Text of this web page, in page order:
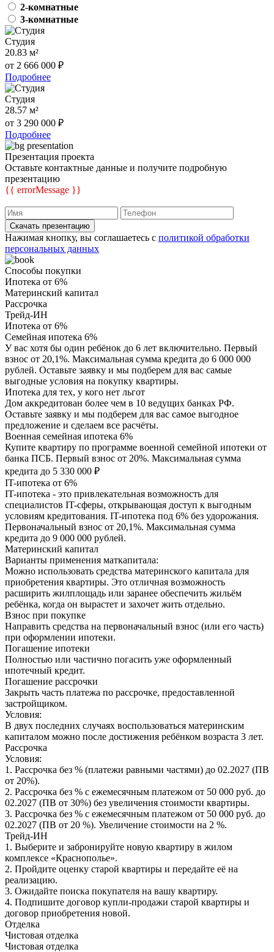
2-комнатные
3-комнатные
Студия
20.83 м²
от 2 666 000 ₽
Подробнее
Студия
28.57 м²
от 3 290 000 ₽
Подробнее
Презентация проекта
Оставьте контактные данные и получите подробную
презентацию
{{ errorMessage }}
Скачать презентацию
Нажимая кнопку, вы соглашаетесь с политикой обработки
персональных данных
Способы покупки
Ипотека от 6%
Материнский капитал
Рассрочка
Трейд-ИН
Ипотека от 6%
Семейная ипотека 6%
У вас хотя бы один ребёнок до 6 лет включительно. Первый
взнос от 20,1%. Максимальная сумма кредита до 6 000 000
рублей. Оставьте заявку и мы подберем для вас самые
выгодные условия на покупку квартиры.
Ипотека для тех, у кого нет льгот
Дом аккредитован более чем в 10 ведущих банках РФ.
Оставьте заявку и мы подберем для вас самое выгодное
предложение и сделаем все расчёты.
Военная семейная ипотека 6%
Купите квартиру по программе военной семейной ипотеки от
банка ПСБ. Первый взнос от 20%. Максимальная сумма
кредита до 5 330 000 ₽
IT-ипотека от 6%
IT-ипотека - это привлекательная возможность для
специалистов IT-сферы, открывающая доступ к выгодным
условиям кредитования. IT-ипотека под 6% без удорожания.
Первоначальный взнос от 20,1%. Максимальная сумма
кредита до 9 000 000 рублей.
Материнский капитал
Варианты применения маткапитала:
Можно использовать средства материнского капитала для
приобретения квартиры. Это отличная возможность
расширить жилплощадь или заранее обеспечить жильём
ребёнка, когда он вырастет и захочет жить отдельно.
Взнос при покупке
Направить средства на первоначальный взнос (или его часть)
при оформлении ипотеки.
Погашение ипотеки
Полностью или частично погасить уже оформленный
ипотечный кредит.
Погашение рассрочки
Закрыть часть платежа по рассрочке, предоставленной
застройщиком.
Условия:
В двух последних случаях воспользоваться материнским
капиталом можно после достижения ребёнком возраста 3 лет.
Рассрочка
Условия:
1. Рассрочка без % (платежи равными частями) до 02.2027 (ПВ
от 20%).
2. Рассрочка без % с ежемесячным платежом от 50 000 руб. до
02.2027 (ПВ от 30%) без увеличения стоимости квартиры.
3. Рассрочка без % с ежемесячным платежом от 50 000 руб. до
02.2027 (ПВ от 20 %). Увеличение стоимости на 2 %.
Трейд-ИН
1. Выберите и забронируйте новую квартиру в жилом
комплексе «Краснополье».
2. Пройдите оценку старой квартиры и передайте её на
реализацию.
3. Ожидайте поиска покупателя на вашу квартиру.
4. Подпишите договор купли-продажи старой квартиры и
договор приобретения новой.
Отделка
Чистовая отделка
Чистовая отделка